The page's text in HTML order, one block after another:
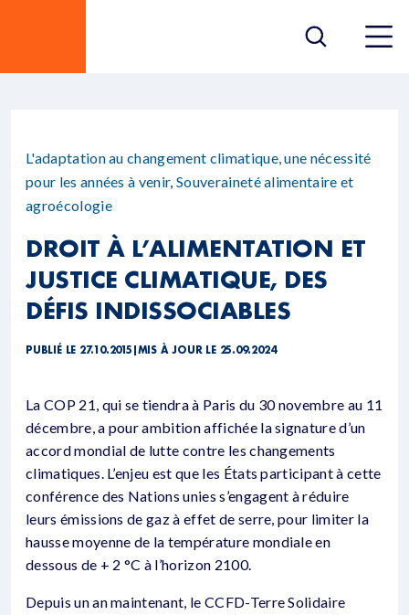
L'adaptation au changement climatique, une nécessité
pour les années à venir,Souveraineté alimentaire et
agroécologie
DROIT À L’ALIMENTATION ET
JUSTICE CLIMATIQUE, DES
DÉFIS INDISSOCIABLES
PUBLIÉ LE 27.10.2015 MIS À JOUR LE 25.09.2024
La COP 21, qui se tiendra à Paris du 30 novembre au 11
décembre, a pour ambition affichée la signature d’un
accord mondial de lutte contre les changements
climatiques. L’enjeu est que les États participant à cette
conférence des Nations unies s’engagent à réduire
leurs émissions de gaz à effet de serre, pour limiter la
hausse moyenne de la température mondiale en
dessous de + 2 °C à l’horizon 2100.
Depuis un an maintenant, le CCFD-Terre Solidaire